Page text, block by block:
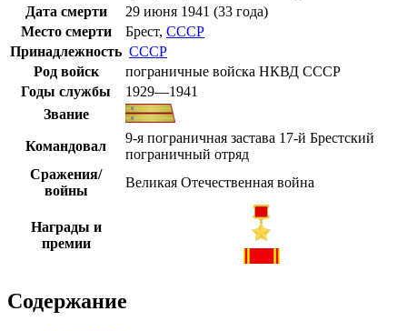
Дата смерти
29 июня 1941 (33 года)
Место смерти
Брест, СССР
Принадлежность СССР
Род войск
пограничные войска НКВД СССР
Годы службы
1929—1941
Звание
Командовал
9-я пограничная застава 17-й Брестский
пограничный отряд
Сражения/
войны
Великая Отечественная война
Награды и
премии
Содержание